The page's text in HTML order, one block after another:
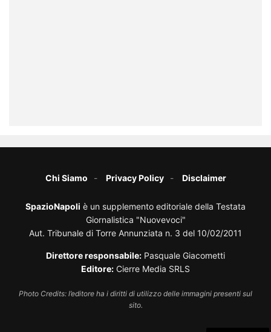
Chi Siamo Privacy Policy Disclaimer
SpazioNapoli è un supplemento editoriale della Testata
Giornalistica "Nuovevoci"
Aut. Tribunale di Torre Annunziata n. 3 del 10/02/2011
Direttore responsabile: Pasquale Giacometti
Editore: Cierre Media SRLS
Photo Credits: l’editore ha i diritti di utilizzo delle immagini presenti sul
sito.